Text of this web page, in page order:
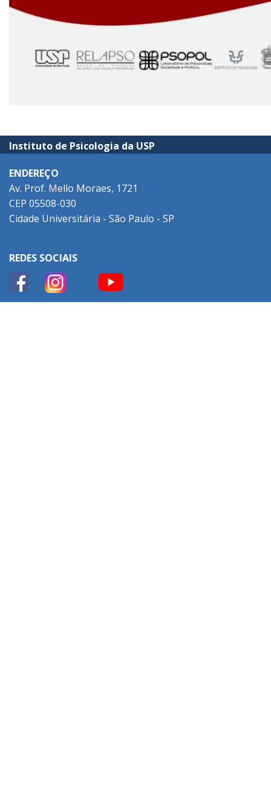
Instituto de Psicologia da USP
ENDEREÇO
Av. Prof. Mello Moraes, 1721
CEP 05508-030
Cidade Universitária - São Paulo - SP
REDES SOCIAIS